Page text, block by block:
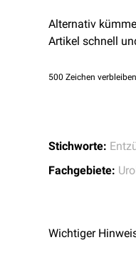
Alternativ
Artikel schnell
500 Zeichen
Stichworte:
Fachgebiete:
Wichtiger